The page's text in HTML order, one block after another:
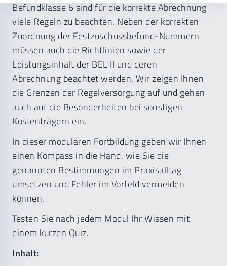
Befundklasse 6 sind für die korrekte Abrechnung
viele Regeln zu beachten. Neben der korrekten
Zuordnung der Festzuschussbefund-Nummern
müssen auch die Richtlinien sowie der
Leistungsinhalt der BEL II und deren
Abrechnung beachtet werden. Wir zeigen Ihnen
die Grenzen der Regelversorgung auf und gehen
auch auf die Besonderheiten bei sonstigen
Kostenträgern ein.
In dieser modularen Fortbildung geben wir Ihnen
einen Kompass in die Hand, wie Sie die
genannten Bestimmungen im Praxisalltag
umsetzen und Fehler im Vorfeld vermeiden
können.
Testen Sie nach jedem Modul Ihr Wissen mit
einem kurzen Quiz.
Inhalt: